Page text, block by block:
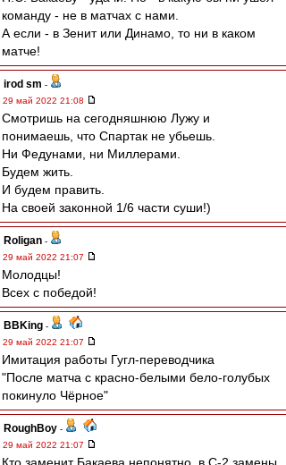
команду - не в матчах с нами.
А если - в Зенит или Динамо, то ни в каком
матче!
irod sm -
29 май 2022 21:08
Смотришь на сегодняшнюю Лужу и
понимаешь, что Спартак не убьешь.
Ни Федунами, ни Миллерами.
Будем жить.
И будем править.
На своей законной 1/6 части суши!)
Roligan -
29 май 2022 21:07
Молодцы!
Всех с победой!
BBKing -
29 май 2022 21:07
Имитация работы Гугл-переводчика
"После матча с красно-белыми бело-голубых
покинуло Чёрное"
RoughBoy -
29 май 2022 21:07